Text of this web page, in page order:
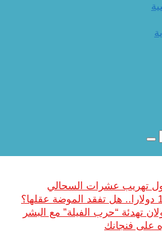
تهريب عشرات السحالي
تهدئة “حرب الفيلة” مع البشر
على فنجانك